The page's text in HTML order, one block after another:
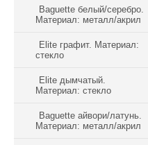
Baguette белый/серебро.
Материал: металл/акрил
Elite графит. Материал:
стекло
Elite дымчатый.
Материал: стекло
Baguette айвори/латунь.
Материал: металл/акрил